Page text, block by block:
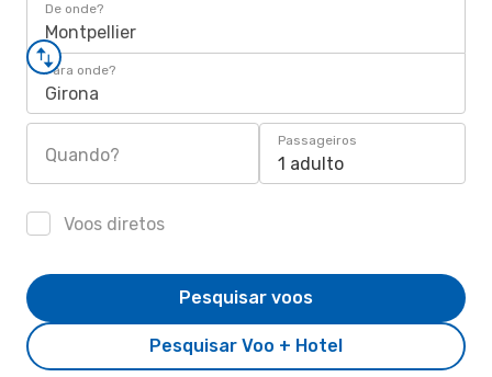
De onde?
Montpellier
Para onde?
Girona
Quando?
Passageiros
1 adulto
Voos diretos
Pesquisar Voo + Hotel
Pesquisar voos